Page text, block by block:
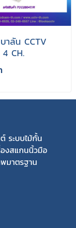
าลัน CCTV
ACTIVE 4 CH.
ระบบไม้กั้น
งสแกนนิ้วมือ
มาตรฐาน